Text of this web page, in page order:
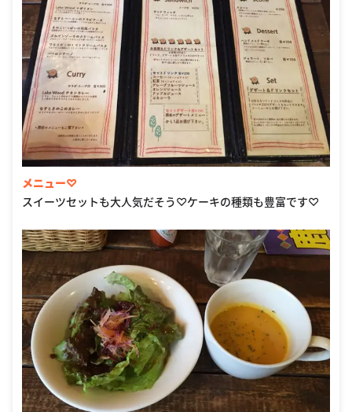
メニュー♡
スイーツセットも大人気だそう♡ケーキの種類も豊富です♡